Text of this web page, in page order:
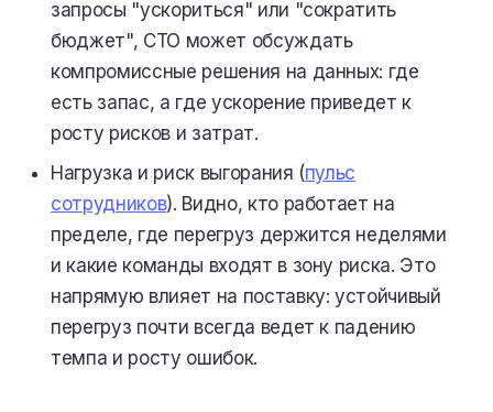
запросы "ускориться" или "сократить
бюджет", CTO может обсуждать
компромиссные решения на данных: где
есть запас, а где ускорение приведет к
росту рисков и затрат.
Нагрузка и риск выгорания (пульс
сотрудников). Видно, кто работает на
пределе, где перегруз держится неделями
и какие команды входят в зону риска. Это
напрямую влияет на поставку: устойчивый
перегруз почти всегда ведет к падению
темпа и росту ошибок.